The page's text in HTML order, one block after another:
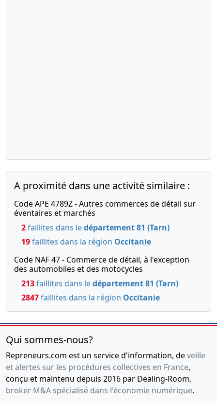
,
de
A proximité dans une activité similaire :
Code APE 4789Z - Autres commerces de détail sur
éventaires et marchés
2faillites dans ledépartement 81 (Tarn)
19faillites dans la région Occitanie
Code NAF 47 - Commerce de détail, à l'exception
des automobiles et des motocycles
213faillites dans ledépartement 81 (Tarn)
2847faillites dans la région Occitanie
Qui sommes-nous?
Repreneurs.com est un service d'information, deveille
et alertes sur les procédures collectives en France,
conçu et maintenu depuis 2016 par Dealing-Room,
broker M&A spécialisé dans l'économie numérique.